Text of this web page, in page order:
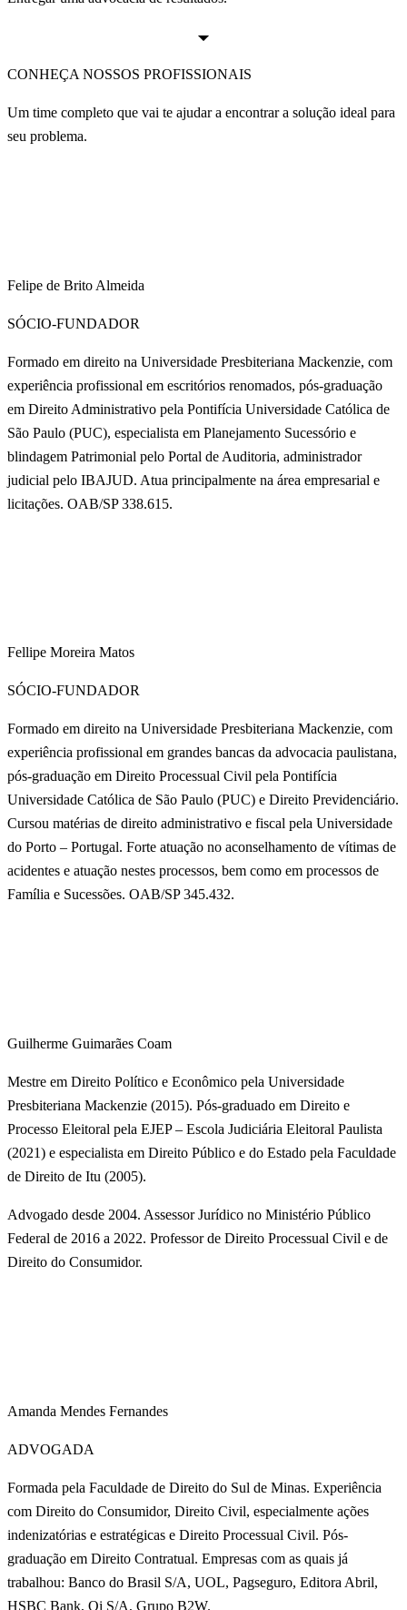
CONHEÇA NOSSOS PROFISSIONAIS
Um time completo que vai te ajudar a encontrar a solução ideal para
seu problema.
Felipe de Brito Almeida
SÓCIO-FUNDADOR
Formado em direito na Universidade Presbiteriana Mackenzie, com
experiência profissional em escritórios renomados, pós-graduação
em Direito Administrativo pela Pontifícia Universidade Católica de
São Paulo (PUC), especialista em Planejamento Sucessório e
blindagem Patrimonial pelo Portal de Auditoria, administrador
judicial pelo IBAJUD. Atua principalmente na área empresarial e
licitações. OAB/SP 338.615.
Fellipe Moreira Matos
SÓCIO-FUNDADOR
Formado em direito na Universidade Presbiteriana Mackenzie, com
experiência profissional em grandes bancas da advocacia paulistana,
pós-graduação em Direito Processual Civil pela Pontifícia
Universidade Católica de São Paulo (PUC) e Direito Previdenciário.
Cursou matérias de direito administrativo e fiscal pela Universidade
do Porto – Portugal. Forte atuação no aconselhamento de vítimas de
acidentes e atuação nestes processos, bem como em processos de
Família e Sucessões. OAB/SP 345.432.
Guilherme Guimarães Coam
Mestre em Direito Político e Econômico pela Universidade
Presbiteriana Mackenzie (2015). Pós-graduado em Direito e
Processo Eleitoral pela EJEP – Escola Judiciária Eleitoral Paulista
(2021) e especialista em Direito Público e do Estado pela Faculdade
de Direito de Itu (2005).
Advogado desde 2004. Assessor Jurídico no Ministério Público
Federal de 2016 a 2022. Professor de Direito Processual Civil e de
Direito do Consumidor.
Amanda Mendes Fernandes
ADVOGADA
Formada pela Faculdade de Direito do Sul de Minas. Experiência
com Direito do Consumidor, Direito Civil, especialmente ações
indenizatórias e estratégicas e Direito Processual Civil. Pós-
graduação em Direito Contratual. Empresas com as quais já
trabalhou: Banco do Brasil S/A, UOL, Pagseguro, Editora Abril,
HSBC Bank, Oi S/A, Grupo B2W.